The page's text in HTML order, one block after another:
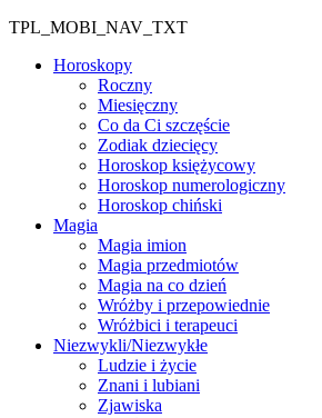
TPL_MOBI_NAV_TXT
Horoskopy
Roczny
Miesięczny
Co da Ci szczęście
Zodiak dziecięcy
Horoskop księżycowy
Horoskop numerologiczny
Horoskop chiński
Magia
Magia imion
Magia przedmiotów
Magia na co dzień
Wróżby i przepowiednie
Wróżbici i terapeuci
Niezwykli/Niezwykłe
Ludzie i życie
Znani i lubiani
Zjawiska